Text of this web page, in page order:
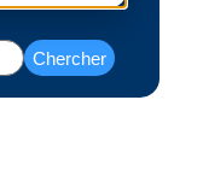
Chercher